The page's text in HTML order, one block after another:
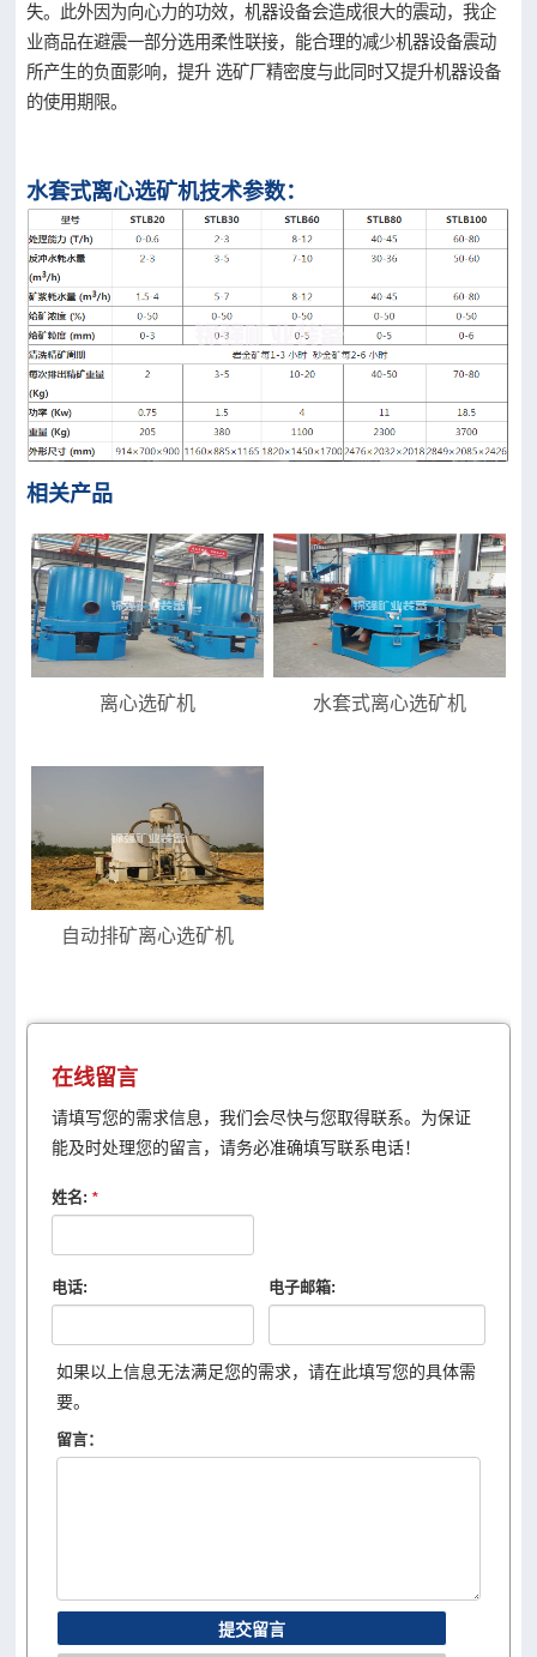
失。此外因为向心力的功效，机器设备会造成很大的震动，我企
业商品在避震一部分选用柔性联接，能合理的减少机器设备震动
所产生的负面影响，提升 选矿厂精密度与此同时又提升机器设备
的使用期限。
水套式离心选矿机技术参数：
相关产品
离心选矿机 水套式离心选矿机
自动排矿离心选矿机
在线留言
请填写您的需求信息，我们会尽快与您取得联系。为保证
能及时处理您的留言，请务必准确填写联系电话！
姓名: *
电话: 电子邮箱:
如果以上信息无法满足您的需求，请在此填写您的具体需
要。
留言：